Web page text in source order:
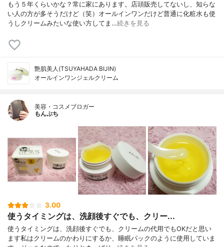
もう５年くらいかな？常に家にあります。店頭販売してないし、知らな
い人の方が多そうだけど（笑）オールインワンだけど普通に化粧水も使
うしクリームみたいな使い方してま…続きを見る
艶肌美人(TSUYAHADA BIJIN)
オールインワンジェルクリーム
美容・コスメブロガー
もんぷち
3.00
使うタイミングは、洗顔後すぐでも、クリー...
使うタイミングは、洗顔後すぐでも、クリームの代用でもOKだと思い
ます私はクリームのかわりにするか、睡眠パックのように使用していま